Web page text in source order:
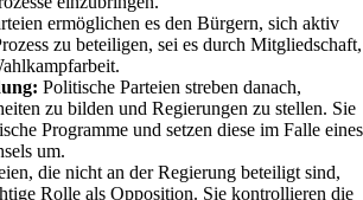
ermöglichen es den Bürgern, sich aktiv
zu beteiligen, sei es durch Mitgliedschaft,
Politische Parteien streben danach,
zu bilden und Regierungen zu stellen. Sie
Programme und setzen diese im Falle eines
um.
die nicht an der Regierung beteiligt sind,
Rolle als Opposition. Sie kontrollieren die